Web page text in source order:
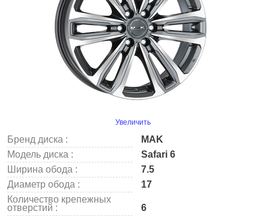
Увеличить
Бренд диска :
MAK
Модель диска :
Safari 6
Ширина обода :
7.5
Диаметр обода :
17
Количество крепежных
отверстий :
6